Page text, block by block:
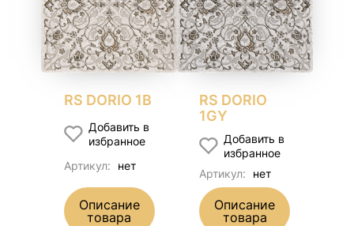
RS DORIO 1B
Добавить в
избранное
Артикул:
нет
Описание
товара
RS DORIO
1GY
Добавить в
избранное
Артикул:
нет
Описание
товара